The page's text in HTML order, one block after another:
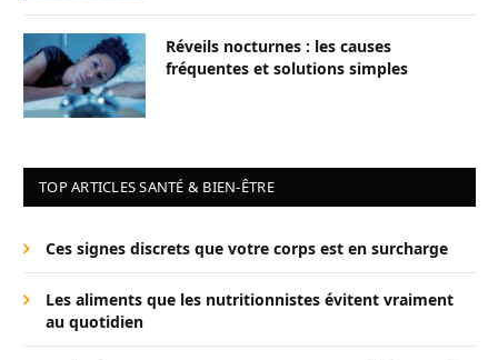
Réveils nocturnes : les causes
fréquentes et solutions simples
TOP ARTICLES SANTÉ & BIEN-ÊTRE
Ces signes discrets que votre corps est en surcharge
Les aliments que les nutritionnistes évitent vraiment
au quotidien